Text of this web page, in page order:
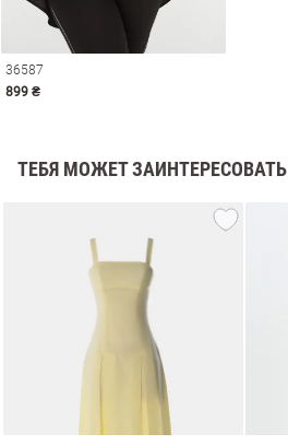
36587
899 ₴
ТЕБЯ МОЖЕТ ЗАИНТЕРЕСОВАТЬ